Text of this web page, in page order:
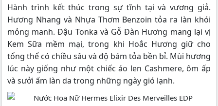
Hành trình kết thúc trong sự tĩnh tại và vương giả.
Hương Nhang và Nhựa Thơm Benzoin tỏa ra làn khói
mỏng manh. Đậu Tonka và Gỗ Đàn Hương mang lại vị
Kem Sữa mềm mại, trong khi Hoắc Hương giữ cho
tổng thể có chiều sâu và độ bám tỏa bền bỉ. Mùi hương
lúc này giống như một chiếc áo len Cashmere, ôm ấp
và sưởi ấm làn da trong những ngày gió lạnh.